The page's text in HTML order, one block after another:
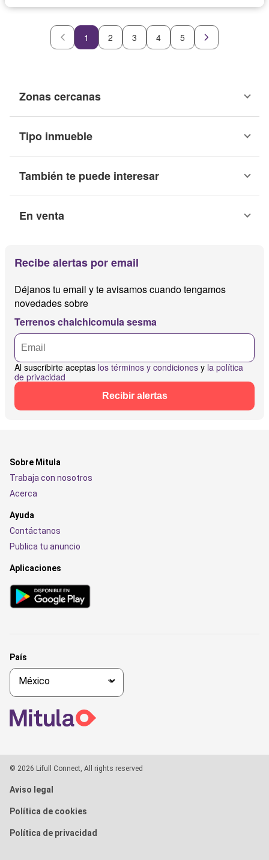
1 2 3 4 5
Zonas cercanas
Tipo inmueble
También te puede interesar
En venta
Recibe alertas por email
Déjanos tu email y te avisamos cuando tengamos
novedades sobre
Terrenos chalchicomula sesma
Al suscribirte aceptas los términos y condiciones y la política
de privacidad
Recibir alertas
Sobre Mitula
Trabaja con nosotros
Acerca
Ayuda
Contáctanos
Publica tu anuncio
Aplicaciones
País
© 2026 Lifull Connect, All rights reserved
Aviso legal
Política de cookies
Política de privacidad